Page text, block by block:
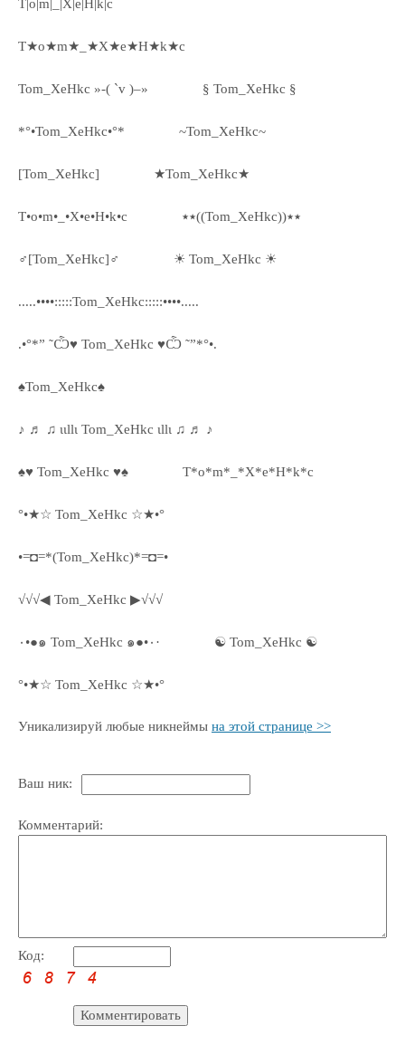
T|o|m|_|X|e|H|k|c
T★o★m★_★X★e★H★k★c
Tom_XeHkc »-( `v )–» § Tom_XeHkc §
*°•Tom_XeHkc•°* ~Tom_XeHkc~
[Tom_XeHkc] ★Tom_XeHkc★
T•o•m•_•X•e•H•k•c ٭٭((Tom_XeHkc))٭٭
♂[Tom_XeHkc]♂ ☀ Tom_XeHkc ☀
.....••••:::::Tom_XeHkc:::::••••.....
.•°*” ˜Ѽ♥ Tom_XeHkc ♥Ѽ ˜”*°•.
♠Tom_XeHkc♠
♪ ♬ ♫ ιιllι Tom_XeHkc ιllι ♫ ♬ ♪
♠♥ Tom_XeHkc ♥♠ T*o*m*_*X*e*H*k*c
°•★☆ Tom_XeHkc ☆★•°
•=◘=*(Tom_XeHkc)*=◘=•
√√√◀ Tom_XeHkc ▶√√√
٠•●๑ Tom_XeHkc ๑●•٠· ☯ Tom_XeHkc ☯
°•★☆ Tom_XeHkc ☆★•°
Уникализируй любые никнеймы на этой странице >>
Ваш ник:
Комментарий:
Код: